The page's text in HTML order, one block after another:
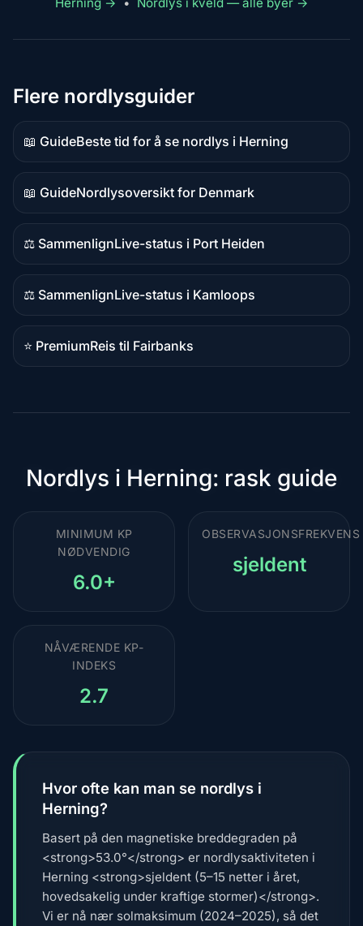
Flere nordlysguider
📖 Guide
Guideinnhold
Beste tid for å se nordlys i Herning
📖 Guide
Guideinnhold
Nordlysoversikt for Denmark
⚖️ Sammenlign
Sammenligningsinnhold
Live-status i Port Heiden
⚖️ Sammenlign
Sammenligningsinnhold
Live-status i Kamloops
⭐ Premium
Premium-
Reis til Fairbanks
Nordlys i Herning: rask guide
MINIMUM KP
NØDVENDIG
6.0+
OBSERVASJONSFREKVENS
sjeldent
NÅVÆRENDE KP-
INDEKS
2.7
Hvor ofte kan man se nordlys i
Herning?
Basert på den magnetiske breddegraden på
<strong>53.0°</strong> er nordlysaktiviteten i
Herning <strong>sjeldent (5–15 netter i året,
hovedsakelig under kraftige stormer)</strong>.
Vi er nå nær solmaksimum (2024–2025), så det